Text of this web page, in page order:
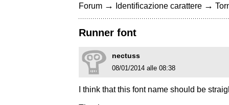
Forum → Identificazione carattere →
Runner font
nectuss
08/01/2014 alle 08:38
I think that this font name should be